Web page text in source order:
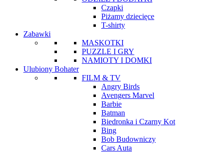
Czapki
Piżamy dziecięce
T-shirty
Zabawki
MASKOTKI
PUZZLE I GRY
NAMIOTY I DOMKI
Ulubiony Bohater
FILM & TV
Angry Birds
Avengers Marvel
Barbie
Batman
Biedronka i Czarny Kot
Bing
Bob Budowniczy
Cars Auta